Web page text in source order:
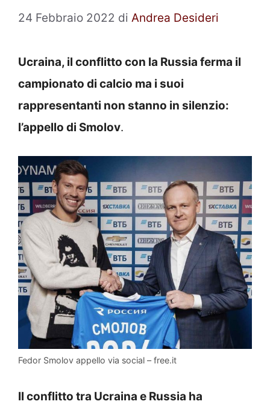
24 Febbraio 2022 di Andrea Desideri
Ucraina, il conflitto con la Russia ferma il
campionato di calcio ma i suoi
rappresentanti non stanno in silenzio:
l’appello di Smolov.
Fedor Smolov appello via social – free.it
Il conflitto tra Ucraina e Russia ha